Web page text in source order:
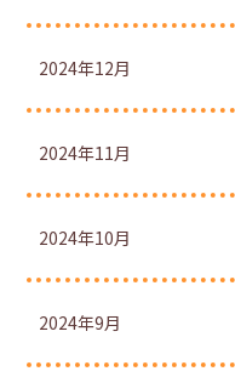
2024年12月
2024年11月
2024年10月
2024年9月